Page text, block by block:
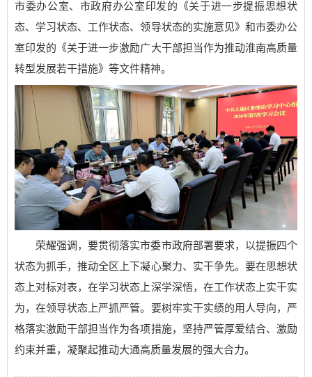
市委办公室、市政府办公室印发的《关于进一步提振思想状
态、学习状态、工作状态、领导状态的实施意见》和市委办公
室印发的《关于进一步激励广大干部担当作为推动淮南高质量
转型发展若干措施》等文件精神。
荣耀强调，要贯彻落实市委市政府部署要求，以提振四个
状态为抓手，推动全区上下凝心聚力、实干争先。要在思想状
态上对标对表，在学习状态上深学深悟，在工作状态上实干实
为，在领导状态上严抓严管。要树牢实干实绩的用人导向，严
格落实激励干部担当作为各项措施，坚持严管厚爱结合、激励
约束并重，凝聚起推动大通高质量发展的强大合力。